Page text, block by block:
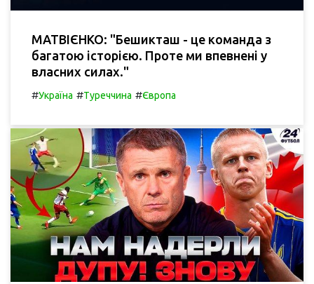
МАТВІЄНКО: "Бешикташ - це команда з
багатою історією. Проте ми впевнені у
власних силах."
#Україна #Туреччина #Європа